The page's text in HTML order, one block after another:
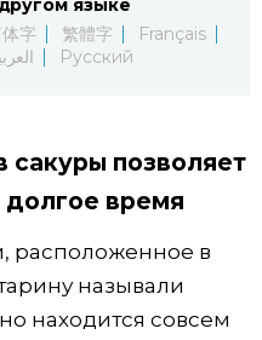
языке
字 繁體字
Français
Русский
сакуры позволяет
время
расположенное в
называли
находится совсем